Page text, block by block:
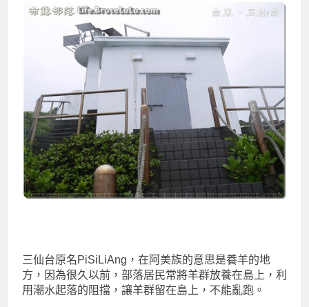
三仙台原名PiSiLiAng，在阿美族的意思是養羊的地
方，因為很久以前，部落居民常將羊群放養在島上，利
用潮水起落的阻擋，讓羊群留在島上，不能亂跑。